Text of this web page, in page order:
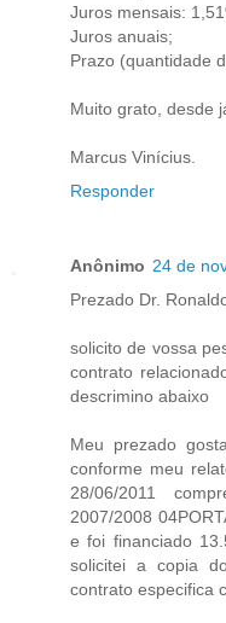
Juros mensais:
Juros anuais;
Prazo (quantidade
Muito grato, desde
Marcus Vinícius.
Responder
Anônimo 24 de
Prezado Dr.
solicito de vossa
contrato
descrimino abaixo
Meu prezado
conforme meu
28/06/2011
2007/2008
e foi financiado
solicitei a copia
contrato especifica